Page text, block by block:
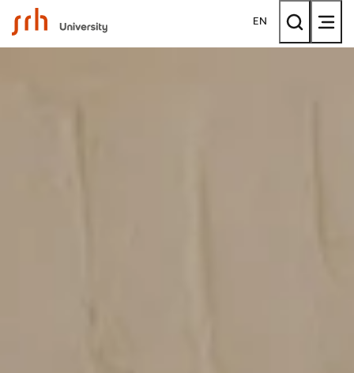
SRH University EN